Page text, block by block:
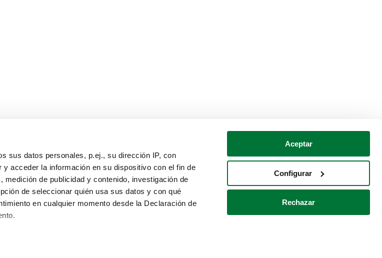
sus datos personales, p.ej., su dirección IP, con
acceder la información en su dispositivo con el fin de
de publicidad y contenido, investigación de
de seleccionar quién usa sus datos y con qué
en cualquier momento desde la Declaración de
Aceptar
Configurar
Rechazar